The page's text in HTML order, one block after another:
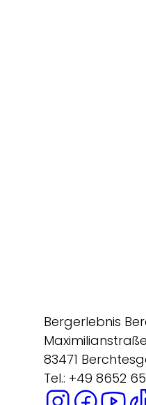
Bergerlebnis
83471
Tel.: +49 8652